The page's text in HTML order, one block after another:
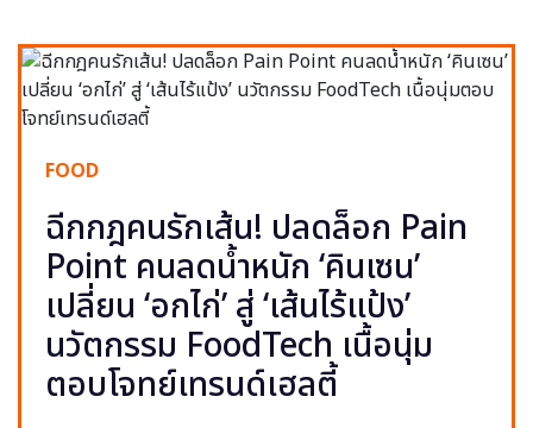
FOOD
ฉีกกฎคนรักเส้น! ปลดล็อก Pain
Point คนลดน้ำหนัก ‘คินเซน’
เปลี่ยน ‘อกไก่’ สู่ ‘เส้นไร้แป้ง’
นวัตกรรม FoodTech เนื้อนุ่ม
ตอบโจทย์เทรนด์เฮลตี้